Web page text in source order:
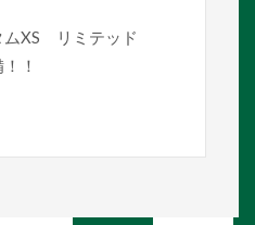
ムXS リミテッド
！